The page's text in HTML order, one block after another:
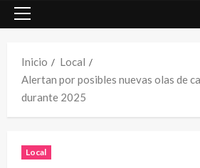
Menú
Inicio
Local
Alertan por posibles nuevas olas de
durante 2025
Local